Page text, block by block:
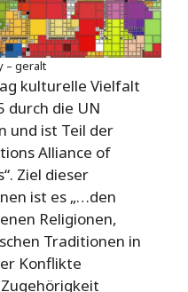
– geralt
kulturelle Vielfalt
durch die UN
und ist Teil der
Alliance of
Ziel dieser
ist es „…den
Religionen,
Traditionen in
Konflikte